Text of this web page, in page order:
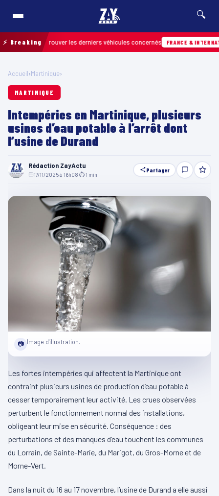
🔍
⚡ Breaking
pour retrouver les derniers véhicules concernés FRANCE &
Accueil›Martinique›
MARTINIQUE
Intempéries en Martinique, plusieurs
usines d’eau potable à l’arrêt dont
l’usine de Durand
Rédaction ZayActu
17/11/2025 à 16h08 ⏱ 1 min
Partager
📷 Image d'illustration.
Les fortes intempéries qui affectent la Martinique ont
contraint plusieurs usines de production d’eau potable à
cesser temporairement leur activité. Les crues observées
perturbent le fonctionnement normal des installations,
obligeant leur mise en sécurité. Conséquence : des
perturbations et des manques d’eau touchent les communes
du Lorrain, de Sainte-Marie, du Marigot, du Gros-Morne et de
Morne-Vert.
Dans la nuit du 16 au 17 novembre, l’usine de Durand a elle aussi